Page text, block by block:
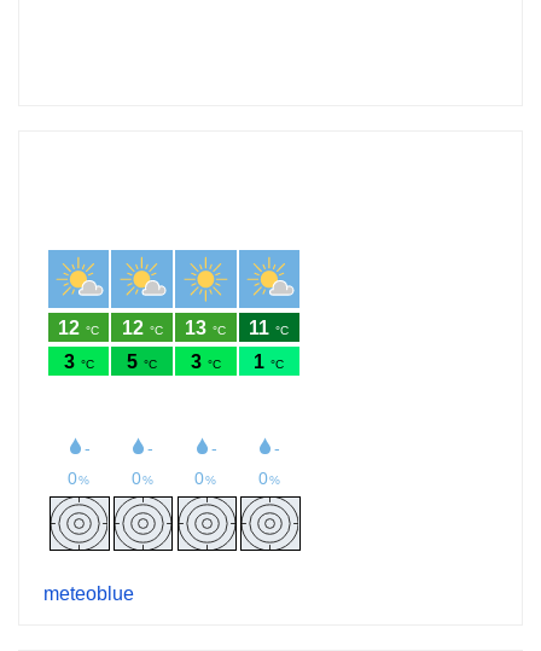
meteoblue